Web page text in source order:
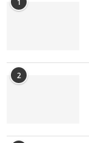
1
2